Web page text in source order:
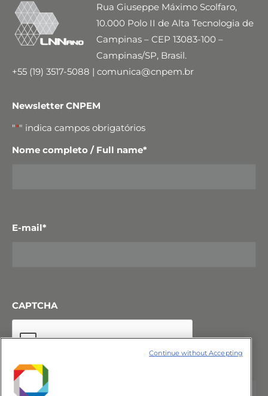
Rua Giuseppe Máximo Scolfaro,
10.000 Polo II de Alta Tecnologia de
Campinas – CEP 13083-100 –
Campinas/SP, Brasil.
+55 (19) 3517-5088 | comunica@cnpem.br
Newsletter CNPEM
"*" indica campos obrigatórios
Nome completo / Full name*
E-mail*
CAPTCHA
Continue without Accepting